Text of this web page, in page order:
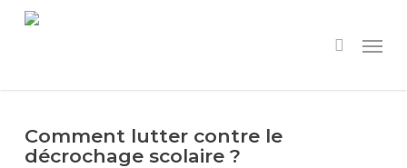
search
Comment lutter contre le
décrochage scolaire ?